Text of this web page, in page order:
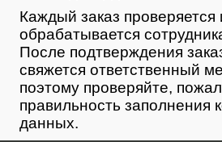
Каждый заказ проверяется
обрабатывается
После подтверждения
свяжется ответственный
поэтому проверяйте,
правильность заполнения
данных.